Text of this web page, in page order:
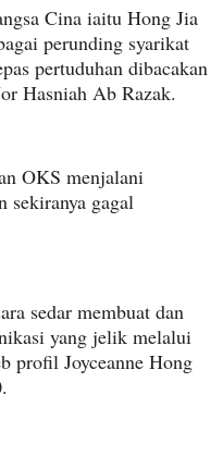
Cina iaitu Hong Jia
perunding syarikat
pertuduhan dibacakan
Hasniah Ab Razak.
OKS menjalani
sekiranya gagal
sedar membuat dan
yang jelik melalui
profil Joyceanne Hong